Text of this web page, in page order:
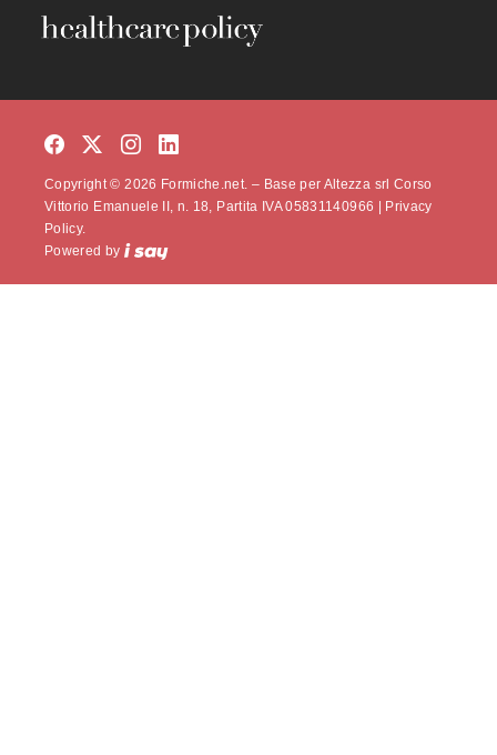
Copyright © 2026 Formiche.net. – Base per Altezza srl Corso
Vittorio Emanuele II, n. 18, Partita IVA 05831140966 |
Privacy
Policy.
Powered by